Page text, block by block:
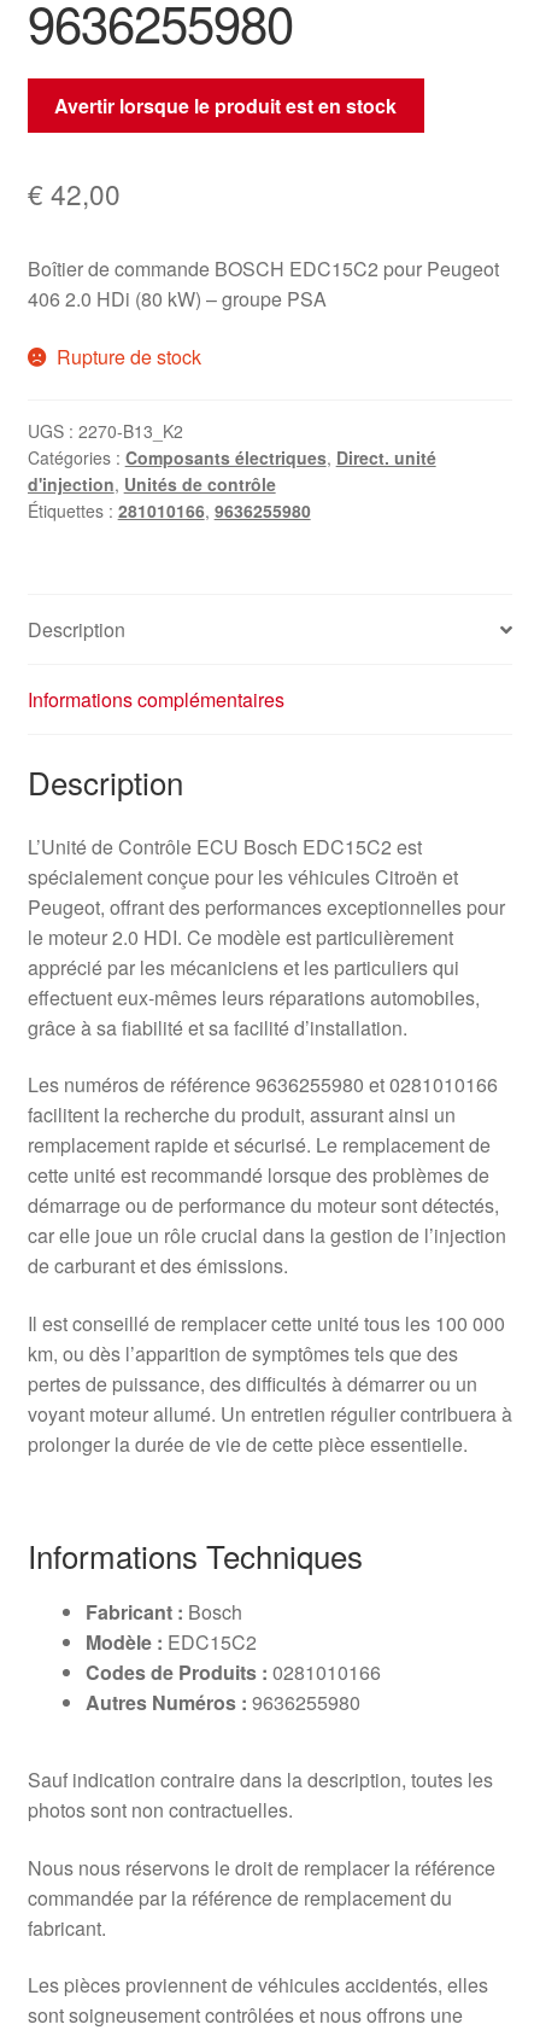
9636255980
Avertir lorsque le produit est en stock
€ 42,00
Boîtier de commande BOSCH EDC15C2 pour Peugeot
406 2.0 HDi (80 kW) – groupe PSA
Rupture de stock
UGS : 2270-B13_K2
Catégories : Composants électriques, Direct. unité
d'injection, Unités de contrôle
Étiquettes : 281010166, 9636255980
Description
Informations complémentaires
Description
L’Unité de Contrôle ECU Bosch EDC15C2 est
spécialement conçue pour les véhicules Citroën et
Peugeot, offrant des performances exceptionnelles pour
le moteur 2.0 HDI. Ce modèle est particulièrement
apprécié par les mécaniciens et les particuliers qui
effectuent eux-mêmes leurs réparations automobiles,
grâce à sa fiabilité et sa facilité d’installation.
Les numéros de référence 9636255980 et 0281010166
facilitent la recherche du produit, assurant ainsi un
remplacement rapide et sécurisé. Le remplacement de
cette unité est recommandé lorsque des problèmes de
démarrage ou de performance du moteur sont détectés,
car elle joue un rôle crucial dans la gestion de l’injection
de carburant et des émissions.
Il est conseillé de remplacer cette unité tous les 100 000
km, ou dès l’apparition de symptômes tels que des
pertes de puissance, des difficultés à démarrer ou un
voyant moteur allumé. Un entretien régulier contribuera à
prolonger la durée de vie de cette pièce essentielle.
Informations Techniques
Fabricant : Bosch
Modèle : EDC15C2
Codes de Produits : 0281010166
Autres Numéros : 9636255980
Sauf indication contraire dans la description, toutes les
photos sont non contractuelles.
Nous nous réservons le droit de remplacer la référence
commandée par la référence de remplacement du
fabricant.
Les pièces proviennent de véhicules accidentés, elles
sont soigneusement contrôlées et nous offrons une